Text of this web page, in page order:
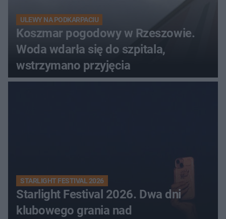
ULEWY NA PODKARPACIU
Koszmar pogodowy w Rzeszowie.
Woda wdarła się do szpitala,
wstrzymano przyjęcia
STARLIGHT FESTIVAL 2026
Starlight Festival 2026. Dwa dni
klubowego grania nad